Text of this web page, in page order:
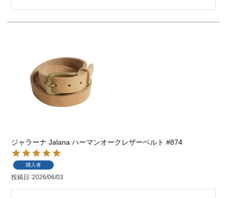
ジャラーナ Jalana ハーマンオークレザーベルト #874
購入者
投稿日 2026/06/03